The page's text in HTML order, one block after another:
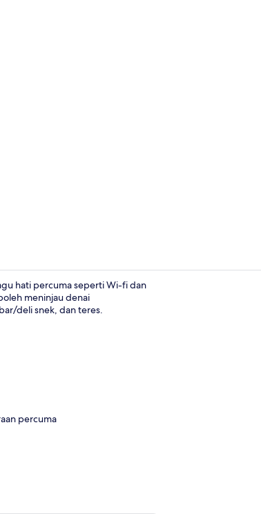
hati percuma seperti Wi-fi dan
meninjau denai
deli snek, dan teres.
percuma